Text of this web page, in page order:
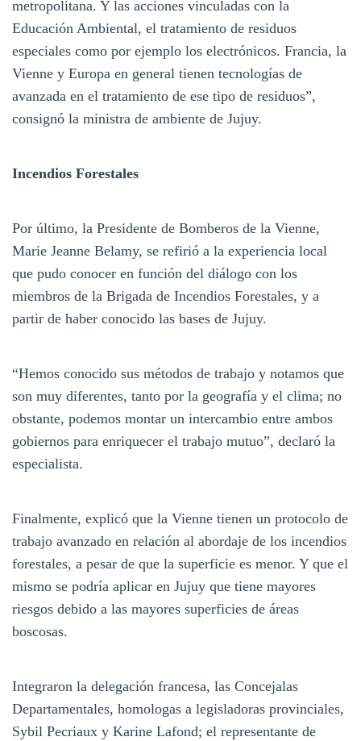
metropolitana. Y las acciones vinculadas con la
Educación Ambiental, el tratamiento de residuos
especiales como por ejemplo los electrónicos. Francia, la
Vienne y Europa en general tienen tecnologías de
avanzada en el tratamiento de ese tipo de residuos”,
consignó la ministra de ambiente de Jujuy.
Incendios Forestales
Por último, la Presidente de Bomberos de la Vienne,
Marie Jeanne Belamy, se refirió a la experiencia local
que pudo conocer en función del diálogo con los
miembros de la Brigada de Incendios Forestales, y a
partir de haber conocido las bases de Jujuy.
“Hemos conocido sus métodos de trabajo y notamos que
son muy diferentes, tanto por la geografía y el clima; no
obstante, podemos montar un intercambio entre ambos
gobiernos para enriquecer el trabajo mutuo”, declaró la
especialista.
Finalmente, explicó que la Vienne tienen un protocolo de
trabajo avanzado en relación al abordaje de los incendios
forestales, a pesar de que la superficie es menor. Y que el
mismo se podría aplicar en Jujuy que tiene mayores
riesgos debido a las mayores superficies de áreas
boscosas.
Integraron la delegación francesa, las Concejalas
Departamentales, homologas a legisladoras provinciales,
Sybil Pecriaux y Karine Lafond; el representante de